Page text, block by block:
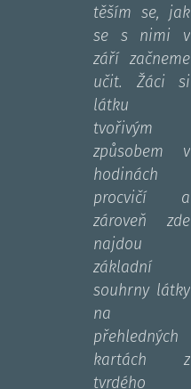
těším se, jak
se s nimi v
září začneme
učit. Žáci si
látku
tvořivým
způsobem v
hodinách
procvičí a
zároveň zde
najdou
základní
souhrny látky
na
přehledných
kartách z
tvrdého